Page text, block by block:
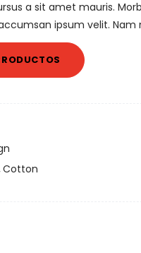
a sit amet mauris.
ipsum velit.
Cotton